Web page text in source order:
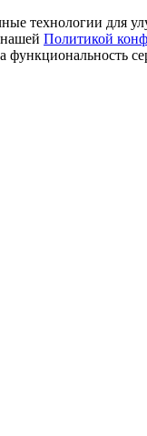
технологии для
нашей Политикой
функциональность